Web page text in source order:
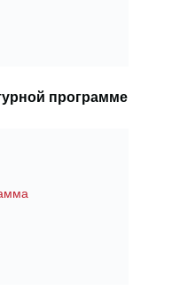
программе